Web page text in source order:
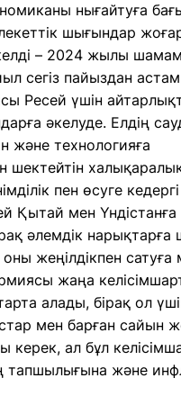
нығайтуға
шығындар
– 2024 жылы
сегіз пайыздан
Ресей үшін
әкелуде. Елдің
және технологияға
шектейтін
пен өсуге кедергі
Қытай мен
әлемдік нарықтарға
оны жеңілдікпен
жаңа
алады, бірақ ол
мен барған сайын
керек, ал бұл
тапшылығына және